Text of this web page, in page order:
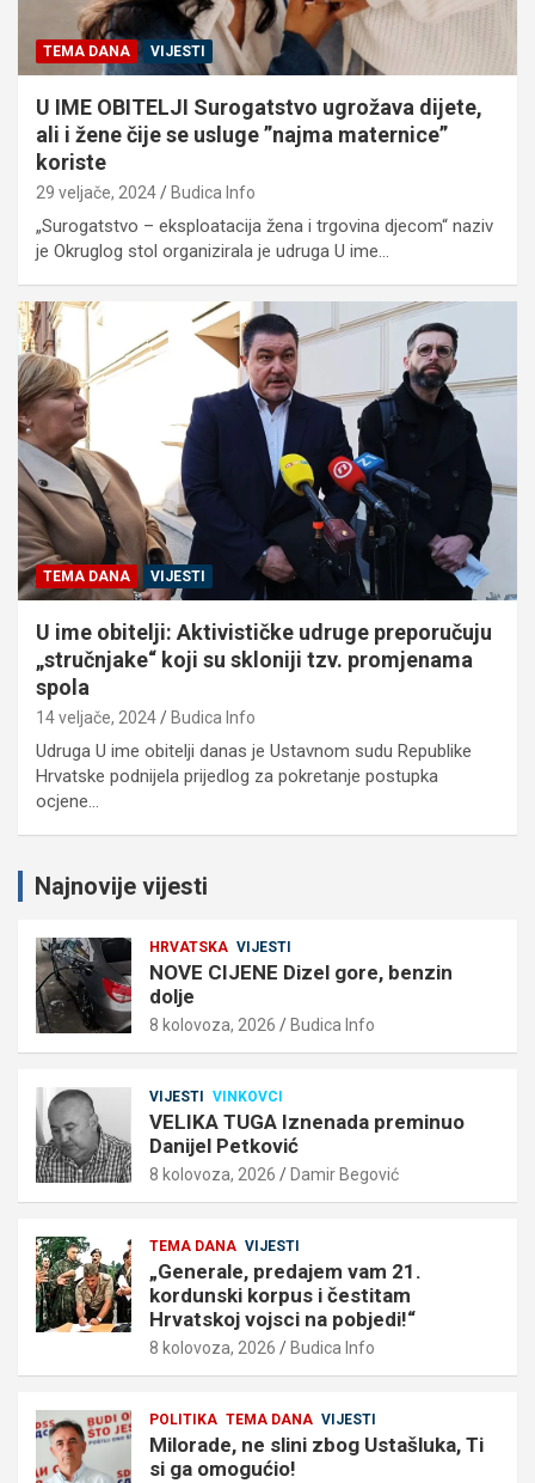
TEMA DANA VIJESTI
U IME OBITELJI Surogatstvo ugrožava dijete,
ali i žene čije se usluge ”najma maternice”
koriste
29 veljače, 2024 Budica Info
„Surogatstvo – eksploatacija žena i trgovina djecom“ naziv
je Okruglog stol organizirala je udruga U ime…
TEMA DANA VIJESTI
U ime obitelji: Aktivističke udruge preporučuju
„stručnjake“ koji su skloniji tzv. promjenama
spola
14 veljače, 2024 Budica Info
Udruga U ime obitelji danas je Ustavnom sudu Republike
Hrvatske podnijela prijedlog za pokretanje postupka
ocjene…
Najnovije vijesti
HRVATSKA VIJESTI
NOVE CIJENE Dizel gore, benzin
dolje
8 kolovoza, 2026 Budica Info
VIJESTI VINKOVCI
VELIKA TUGA Iznenada preminuo
Danijel Petković
8 kolovoza, 2026 Damir Begović
TEMA DANA VIJESTI
„Generale, predajem vam 21.
kordunski korpus i čestitam
Hrvatskoj vojsci na pobjedi!“
8 kolovoza, 2026 Budica Info
POLITIKA TEMA DANA VIJESTI
Milorade, ne slini zbog Ustašluka, Ti
si ga omogućio!